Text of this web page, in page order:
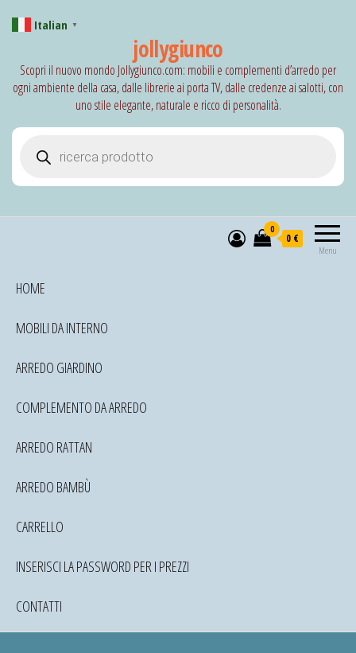
jollygiunco
Scopri il nuovo mondo Jollygiunco.com: mobili e complementi d’arredo per
ogni ambiente della casa, dalle librerie ai porta TV, dalle credenze ai salotti, con
uno stile elegante, naturale e ricco di personalità.
Menu
0
0 €
HOME
MOBILI DA INTERNO
ARREDO GIARDINO
COMPLEMENTO DA ARREDO
ARREDO RATTAN
ARREDO BAMBÙ
CARRELLO
INSERISCI LA PASSWORD PER I PREZZI
CONTATTI
Italian ▼